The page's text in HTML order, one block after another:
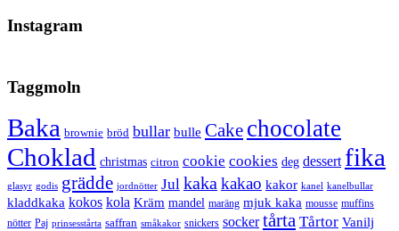
Instagram
Taggmoln
Baka brownie bröd bullar bulle Cake chocolate
Choklad christmas citron cookie cookies deg dessert fika
glasyr godis grädde jordnötter Jul kaka kakao kakor kanel kanelbullar
kladdkaka kokos kola Kräm mandel maräng mjuk kaka mousse muffins
nötter Paj prinsesstårta saffran småkakor snickers socker tårta Tårtor Vanilj